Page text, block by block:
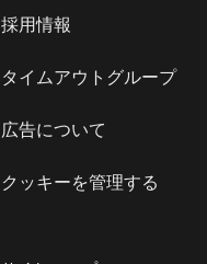
採用情報
タイムアウトグループ
広告について
クッキーを管理する